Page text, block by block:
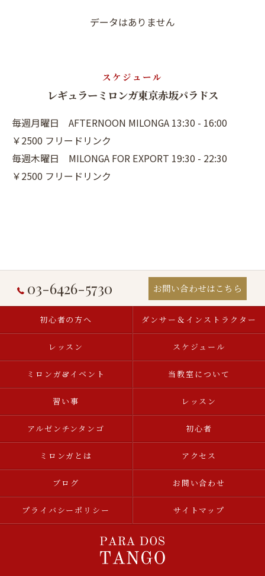
データはありません
スケジュール
レギュラーミロンガ東京赤坂パラドス
毎週月曜日 AFTERNOON MILONGA 13:30 - 16:00
￥2500 フリードリンク
毎週木曜日 MILONGA FOR EXPORT 19:30 - 22:30
￥2500 フリードリンク
03-6426-5730 お問い合わせはこちら
初心者の方へ ダンサー＆インストラクター
レッスン スケジュール
ミロンガ&イベント 当教室について
習い事 レッスン
アルゼンチンタンゴ 初心者
ミロンガとは アクセス
ブログ お問い合わせ
プライバシーポリシー サイトマップ